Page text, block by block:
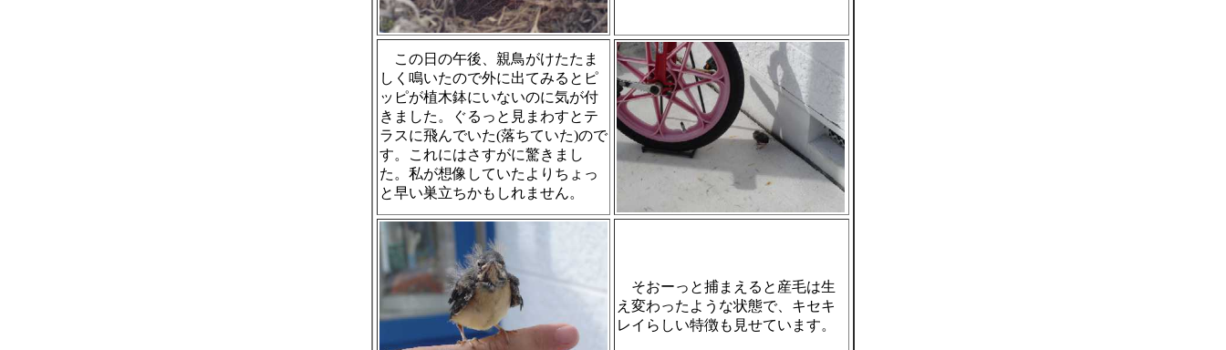
この日の午後、親鳥がけたたま
しく鳴いたので外に出てみるとピ
ッピが植木鉢にいないのに気が付
きました。ぐるっと見まわすとテ
ラスに飛んでいた(落ちていた)ので
す。これにはさすがに驚きまし
た。私が想像していたよりちょっ
と早い巣立ちかもしれません。
そおーっと捕まえると産毛は生
え変わったような状態で、キセキ
レイらしい特徴も見せています。